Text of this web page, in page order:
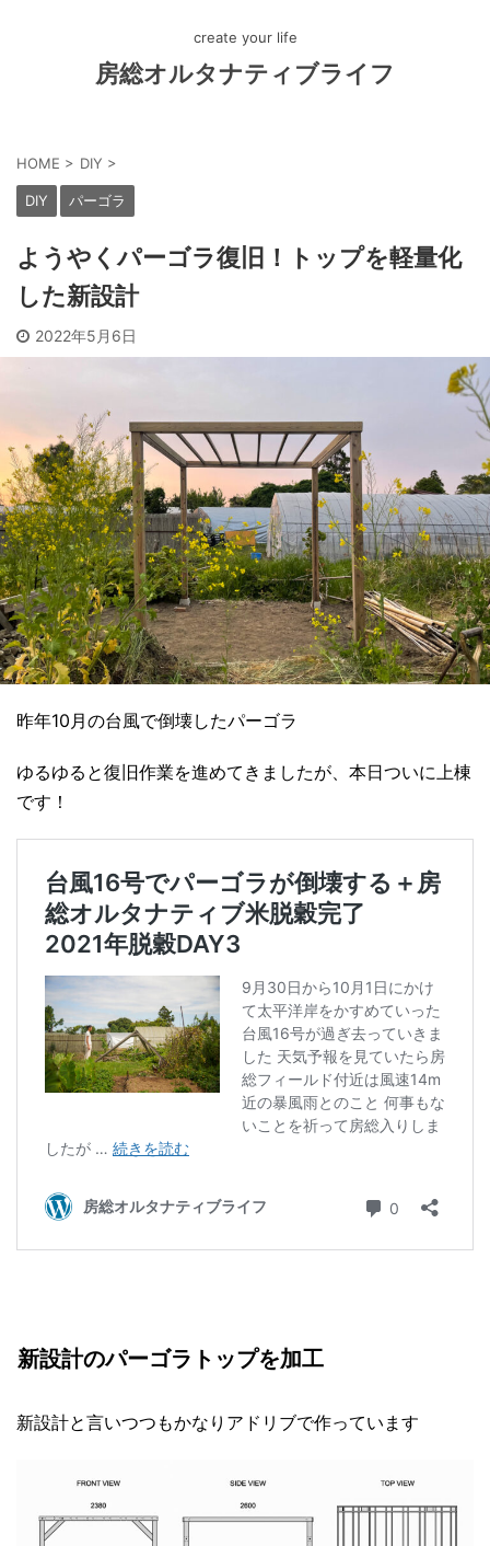
create your life
房総オルタナティブライフ
HOME > DIY >
DIY パーゴラ
ようやくパーゴラ復旧！トップを軽量化
した新設計
2022年5月6日
昨年10月の台風で倒壊したパーゴラ
ゆるゆると復旧作業を進めてきましたが、本日ついに上棟
です！
新設計のパーゴラトップを加工
新設計と言いつつもかなりアドリブで作っています